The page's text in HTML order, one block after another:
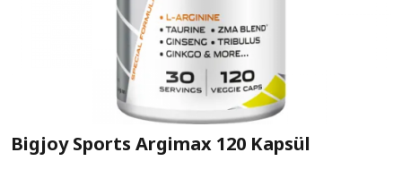
Bigjoy Sports Argimax 120 Kapsül